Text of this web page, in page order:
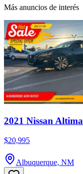
Más anuncios de interés
2021 Nissan Altima
$20,995
Albuquerque, NM